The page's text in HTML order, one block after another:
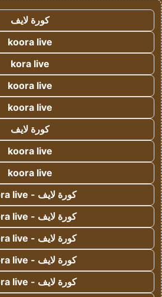
كورة لايف
koora live
kora live
koora live
koora live
كورة لايف
koora live
koora live
كورة لايف - koora live
كورة لايف - koora live
كورة لايف - koora live
كورة لايف - koora live
كورة لايف - koora live